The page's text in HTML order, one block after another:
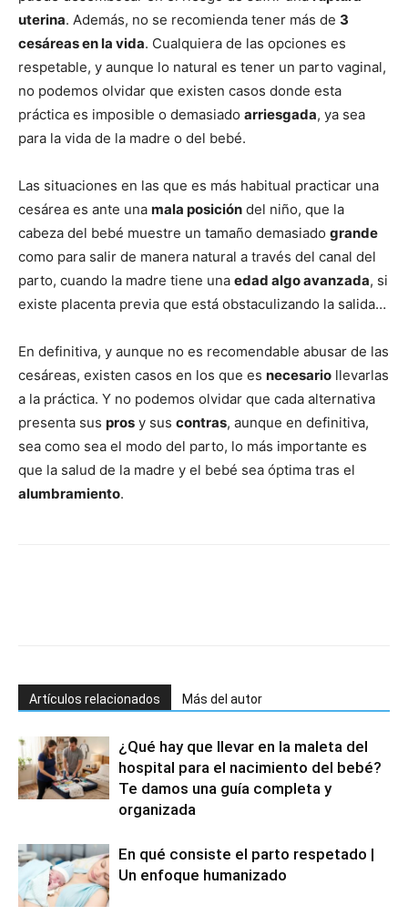
uterina. Además, no se recomienda tener más de 3
cesáreas en la vida. Cualquiera de las opciones es
respetable, y aunque lo natural es tener un parto vaginal,
no podemos olvidar que existen casos donde esta
práctica es imposible o demasiado arriesgada, ya sea
para la vida de la madre o del bebé.
Las situaciones en las que es más habitual practicar una
cesárea es ante una mala posición del niño, que la
cabeza del bebé muestre un tamaño demasiado grande
como para salir de manera natural a través del canal del
parto, cuando la madre tiene una edad algo avanzada, si
existe placenta previa que está obstaculizando la salida…
En definitiva, y aunque no es recomendable abusar de las
cesáreas, existen casos en los que es necesario llevarlas
a la práctica. Y no podemos olvidar que cada alternativa
presenta sus pros y sus contras, aunque en definitiva,
sea como sea el modo del parto, lo más importante es
que la salud de la madre y el bebé sea óptima tras el
alumbramiento.
Artículos relacionados Más del autor
¿Qué hay que llevar en la maleta del
hospital para el nacimiento del bebé?
Te damos una guía completa y
organizada
En qué consiste el parto respetado |
Un enfoque humanizado